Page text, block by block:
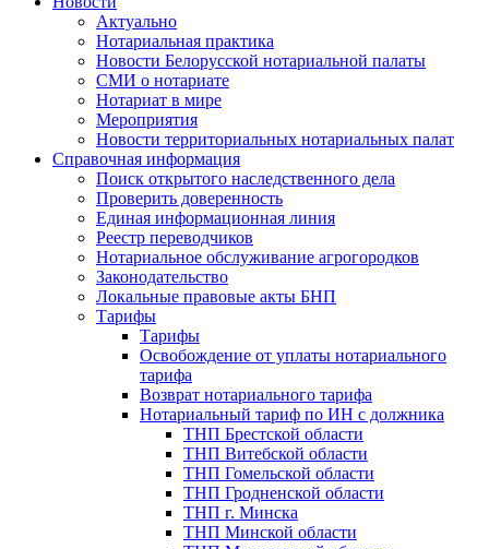
Актуально
Нотариальная практика
Новости Белорусской нотариальной палаты
СМИ о нотариате
Нотариат в мире
Мероприятия
Новости территориальных нотариальных палат
Справочная информация
Поиск открытого наследственного дела
Проверить доверенность
Единая информационная линия
Реестр переводчиков
Нотариальное обслуживание агрогородков
Законодательство
Локальные правовые акты БНП
Тарифы
Тарифы
Освобождение от уплаты нотариального
тарифа
Возврат нотариального тарифа
Нотариальный тариф по ИН с должника
ТНП Брестской области
ТНП Витебской области
ТНП Гомельской области
ТНП Гродненской области
ТНП г. Минска
ТНП Минской области